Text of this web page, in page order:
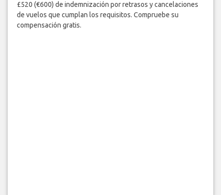
£520 (€600) de indemnización por retrasos y cancelaciones
de vuelos que cumplan los requisitos. Compruebe su
compensación gratis.